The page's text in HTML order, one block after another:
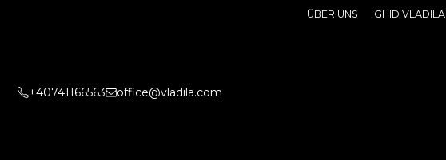
ÜBER UNS GHID VLADILA
+40741166563 office@vladila.com